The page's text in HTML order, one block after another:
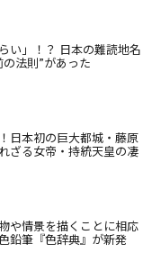
い」！？ 日本の難読地名
法則”があった
日本初の巨大都城・藤原
ざる女帝・持統天皇の凄
や情景を描くことに相応
鉛筆『色辞典』が新発